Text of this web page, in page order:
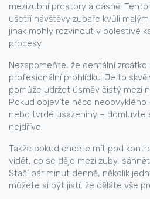
mezizubní prostory a dásně.
ušetří návštěvy zubaře kvůli
jinak mohly rozvinout v bolestivé
procesy.
Nezapomeňte, že dentální zrcátko
profesionální prohlídku. Je to
pomůže udržet úsměv čistý mezi
Pokud objevíte něco neobvyklého
nebo tvrdé usazeniny – domluvte
nejdříve.
Takže pokud chcete mít pod
vidět, co se děje mezi zuby,
Stačí pár minut denně, několik
můžete si být jistí, že děláte vše